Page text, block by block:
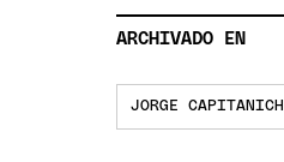
ARCHIVADO EN
JORGE CAPITANICH